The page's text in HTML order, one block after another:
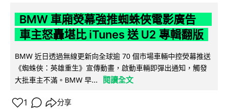
BMW 車廂熒幕強推蜘蛛俠電影廣告
車主怒轟堪比 iTunes 送 U2 專輯翻版
BMW 近日透過無線更新向全球逾 70 個市場車輛中控熒幕推送
《蜘蛛俠：英雄重生》宣傳動畫，啟動車輛即彈出通知，觸發
大批車主不滿。BMW 早...
閱讀全文
1 分享